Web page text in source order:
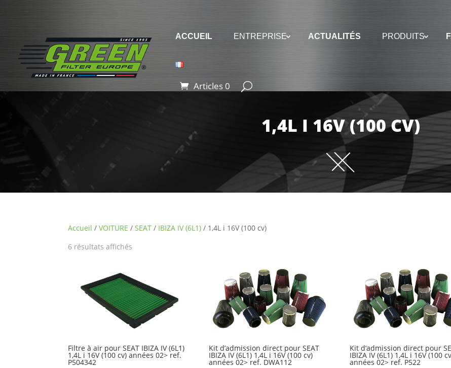
ACCUEIL ENTREPRISE ACTUALITÉS PRODUITS
Articles 0
1,4L I 16V (100 CV)
Accueil /VOITURE /SEAT / IBIZA IV (6L1) / 1,4L i 16V (100 cv)
6 résultats affichés
Filtre à air pour SEAT IBIZA IV (6L1)
1,4L i 16V (100 cv) années 02> ref.
P504342
Kit d’admission direct pour SEAT
IBIZA IV (6L1) 1,4L i 16V (100 cv)
années 02> ref. DWA112
Kit d’admission direct pour
IBIZA IV (6L1) 1,4L i 16V (100
années 02> ref. P522